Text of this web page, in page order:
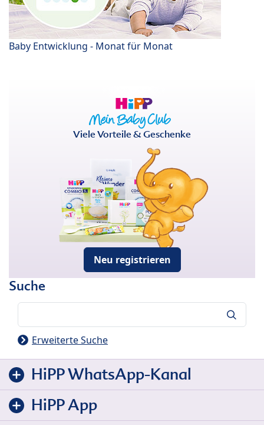
Baby Entwicklung - Monat für Monat
Viele Vorteile & Geschenke
Neu registrieren
Suche
Erweiterte Suche
HiPP WhatsApp-Kanal
HiPP App